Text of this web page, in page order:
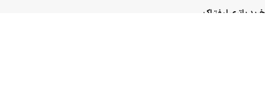
خرید باتری لیفتراک